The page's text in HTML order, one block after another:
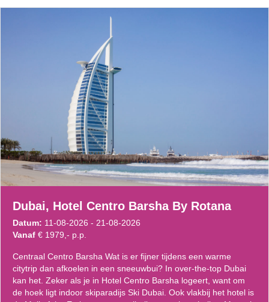
Dubai, Hotel Centro Barsha By Rotana
Datum: 11-08-2026 - 21-08-2026
Vanaf € 1979,- p.p.
Centraal Centro Barsha Wat is er fijner tijdens een warme
citytrip dan afkoelen in een sneeuwbui? In over-the-top Dubai
kan het. Zeker als je in Hotel Centro Barsha logeert, want om
de hoek ligt indoor skiparadijs Ski Dubai. Ook vlakbij het hotel is